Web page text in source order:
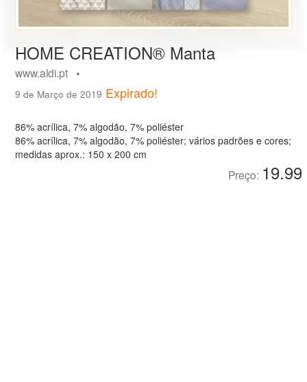
HOME CREATION® Manta
www.aldi.pt •
9 de Março de 2019 Expirado!
86% acrílica, 7% algodão, 7% poliéster
86% acrílica, 7% algodão, 7% poliéster; vários padrões e cores;
medidas aprox.: 150 x 200 cm
Preço: 19.99